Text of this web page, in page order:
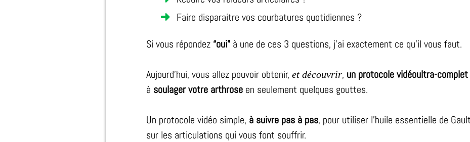
Faire disparaitre vos courbatures quotidiennes ?
Si vous répondez “oui”à une de ces 3 questions, j’ai exactement ce qu’il vous faut.
Aujourd’hui, vous allez pouvoir obtenir, et découvrir, un protocole vidéoultra-complet
à soulager votre arthrose en seulement quelques gouttes.
Un protocole vidéo simple, à suivre pas à pas, pour utiliser l’huile essentielle de
sur les articulations qui vous font souffrir.